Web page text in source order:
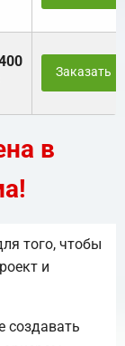
Заказать
в
того, чтобы
и